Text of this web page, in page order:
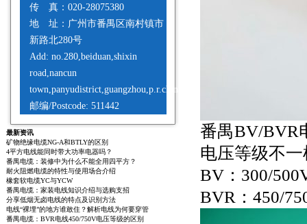
传 真：020-28075380
地 址：广州市番禺区南村镇市
新路北280号
Add: no.280,beiduan,shixin
road,nancun
town,panyudistrict,guangzhou,p.r.china
邮编/Postcode: 511442
最新资讯
矿物绝缘电缆NG-A和BTLY的区别
4平方电线能同时带大功率电器吗？
番禺电缆：装修中为什么不能全用四平方？
耐火阻燃电缆的特性与使用场合介绍
橡套软电缆YC与YCW
番禺电缆：家装电线知识介绍与选购支招
分享低烟无卤电线的特点及识别方法
电线“裸埋”的地方谁敢住？解析电线为何要穿管
番禺电缆：BVR电线450/750V电压等级的区别
番禺BV/BVR
电压等级不
BV：300/
BVR：450/